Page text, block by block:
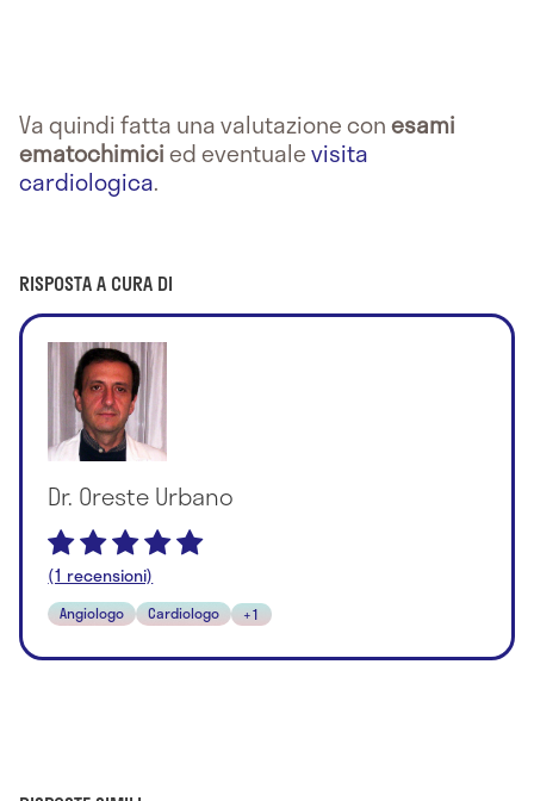
Va quindi fatta una valutazione conesami
ematochimicied eventualevisita
cardiologica.
RISPOSTA A CURA DI
Dr. Oreste Urbano
(1 recensioni)
Angiologo Cardiologo +1